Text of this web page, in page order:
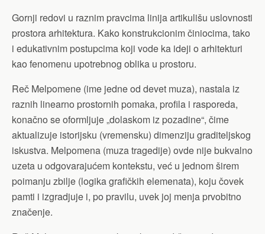
Gornji redovi u raznim pravcima linija artikulišu uslovnosti
prostora arhitektura. Kako konstrukcionim činiocima, tako
i edukativnim postupcima koji vode ka ideji o arhitekturi
kao fenomenu upotrebnog oblika u prostoru.
Reč Melpomene (ime jedne od devet muza), nastala iz
raznih linearno prostornih pomaka, profila i rasporeda,
konačno se oformljuje „dolaskom iz pozadine“, čime
aktualizuje istorijsku (vremensku) dimenziju graditeljskog
iskustva. Melpomena (muza tragedije) ovde nije bukvalno
uzeta u odgovarajućem kontekstu, već u jednom širem
poimanju zbilje (logika grafičkih elemenata), koju čovek
pamti i izgradjuje i, po pravilu, uvek joj menja prvobitno
značenje.